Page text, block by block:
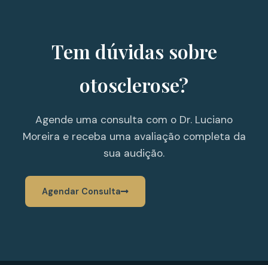
Tem dúvidas sobre
otosclerose?
Agende uma consulta com o Dr. Luciano
Moreira e receba uma avaliação completa da
sua audição.
Agendar Consulta